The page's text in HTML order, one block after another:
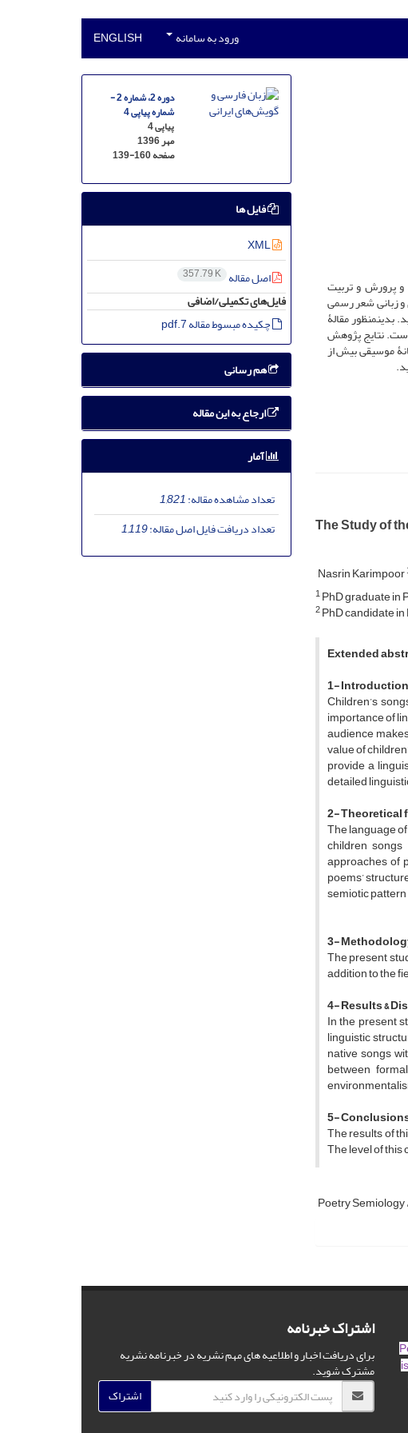
ورود به سامانه ENGLISH
و پرورش و تربیت
و زبانی شعر رسمی
مقالۀ
نتایج پژوهش
موسیقی بیش از
The Study of
Nasrin Karimpoor
1PhD graduate in
2PhD candidate
Extended
1- Introduction
Children’s
importance of
audience
value of
provide a
detailed
2- Theoretical
The language
children
approaches of
poems’
semiotic
3-
The present
addition to the
4- Results &
In the present
linguistic
native songs
between
5-
The results of
The level of
Poetry Semiology
دوره 2، شماره 2 -
شماره پیاپی 4
پیاپی 4
مهر 1396
صفحه139-160
فایل ها
XML
اصل مقاله 357.79 K
فایل‌های تکمیلی/اضافی
چکیده مبسوط مقاله 7.pdf
هم رسانی
ارجاع به این مقاله
آمار
تعداد مشاهده مقاله:1,821
تعداد دریافت فایل اصل مقاله:1,119
اشتراک خبرنامه
برای دریافت اخبار و اطلاعیه های مهم نشریه در خبرنامه نشریه
مشترک شوید.
اشتراک